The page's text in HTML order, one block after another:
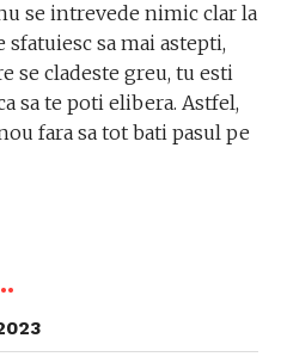
se intrevede nimic clar la
sa mai astepti,
se cladeste greu, tu esti
sa te poti elibera. Astfel,
fara sa tot bati pasul pe